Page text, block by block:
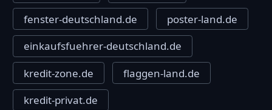
fenster-deutschland.de
poster-land.de
einkaufsfuehrer-deutschland.de
kredit-zone.de
flaggen-land.de
kredit-privat.de